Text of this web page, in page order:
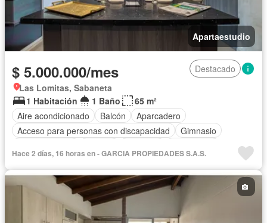
Apartaestudio
$ 5.000.000/mes
Destacado
Las Lomitas, Sabaneta
1 Habitación
1 Baño
65 m²
Aire acondicionado
Balcón
Aparcadero
Acceso para personas con discapacidad
Gimnasio
Vista panorámica
Seguridad privada Piscina
Hace 2 días, 16 horas en - GARCIA PROPIEDADES S.A.S.